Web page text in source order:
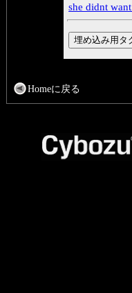
she didnt
Homeに戻る